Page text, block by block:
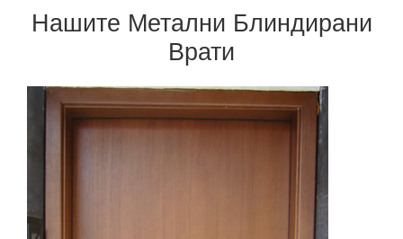
Нашите Метални Блиндирани
Врати